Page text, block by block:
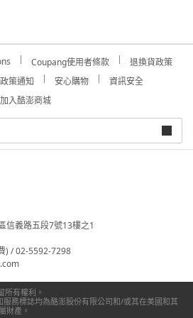
Coupang使用者條款
退換貨政策
策通知 安心購物
資訊安全
加入酷澎商城
信義路五段7號13樓之1
) / 02-5592-7298
有權利。
務標誌均為酷澎股份有限公司和/或其在美國和其
財產。